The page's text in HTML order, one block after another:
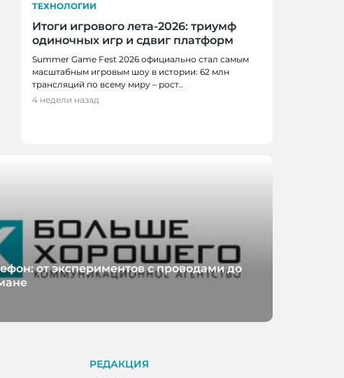
ТЕХНОЛОГИИ
Итоги игрового лета-2026: триумф
одиночных игр и сдвиг платформ
Summer Game Fest 2026 официально стал самым
масштабным игровым шоу в истории: 62 млн
трансляций по всему миру – рост..
4 недели назад
от экспериментов с проводами до
РЕДАКЦИЯ